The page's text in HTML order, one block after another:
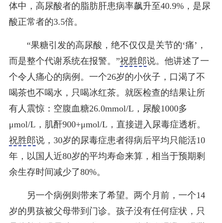
体中，高尿酸者的脂肪肝患病率飙升至40.9%，是尿
酸正常者的3.5倍。
“果糖引发的高尿酸，绝不仅仅是关节的‘痛’，
而是整个代谢系统在报警。”祝胜郎说。他讲述了一
个令人痛心的病例。一个26岁的小伙子，口渴了不
喝茶也不喝水，只喝冰红茶。就医检查的结果让所
有人震惊：空腹血糖26.0mmol/L，尿酸1000多
μmol/L，肌酐900+μmol/L，直接进入尿毒症透析。
祝胜郎说，30岁的尿毒症患者得病后平均只能活10
年，以国人近80岁的平均寿命来算，相当于预期剩
余生存时间减少了80%。
另一个病例则带来了希望。两个月前，一个14
岁的男孩被父母带到门诊。孩子没有任何症状，只